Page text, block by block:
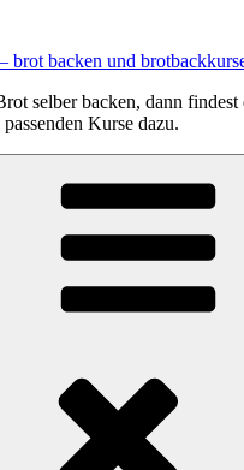
brot backen und
selber backen, dann
Kurse dazu.